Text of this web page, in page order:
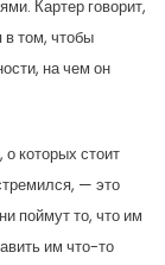
Картер говорит,
том, чтобы
на чем он
которых стоит
— это
поймут то, что им
им что-то